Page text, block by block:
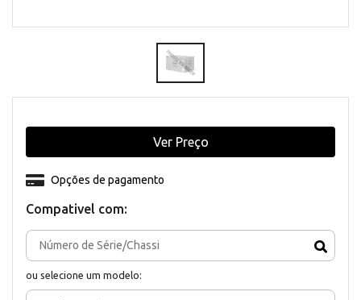
Compativel com:
ou selecione um modelo:
Opções de pagamento
Ver Preço